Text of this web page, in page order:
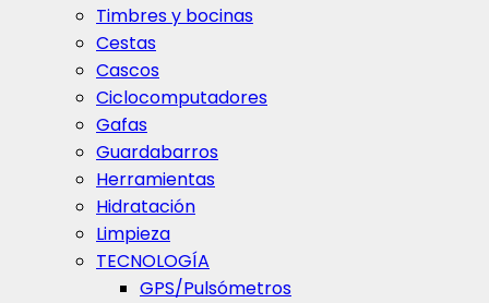
Timbres y bocinas
Cestas
Cascos
Ciclocomputadores
Gafas
Guardabarros
Herramientas
Hidratación
Limpieza
TECNOLOGÍA
GPS/Pulsómetros